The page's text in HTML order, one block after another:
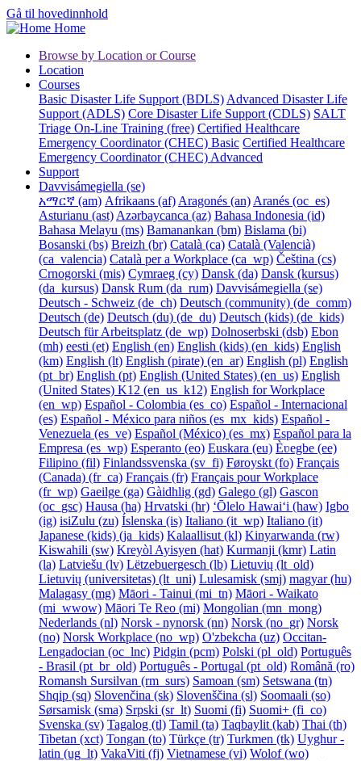
Gå til hovedinnhold
Home
Browse by Location or Course
Location
Courses
Basic Disaster Life Support (BDLS) Advanced Disaster Life
Support (ADLS) Core Disaster Life Support (CDLS) SALT
Triage On-Line Training (free) Certified Healthcare
Emergency Coordinator (CHEC) Basic Certified Healthcare
Emergency Coordinator (CHEC) Advanced
Support
Davvisámegiella ‎(se)‎
አማርኛ ‎(am)‎ Afrikaans ‎(af)‎ Aragonés ‎(an)‎ Aranés ‎(oc_es)‎
Asturianu ‎(ast)‎ Azərbaycanca ‎(az)‎ Bahasa Indonesia ‎(id)‎
Bahasa Melayu ‎(ms)‎ Bamanankan ‎(bm)‎ Bislama ‎(bi)‎
Bosanski ‎(bs)‎ Breizh ‎(br)‎ Català ‎(ca)‎ Català (Valencià)
‎(ca_valencia)‎ Català per a Workplace ‎(ca_wp)‎ Čeština ‎(cs)‎
Crnogorski ‎(mis)‎ Cymraeg ‎(cy)‎ Dansk ‎(da)‎ Dansk (kursus)
‎(da_kursus)‎ Dansk Rum ‎(da_rum)‎ Davvisámegiella ‎(se)‎
Deutsch - Schweiz ‎(de_ch)‎ Deutsch (community) ‎(de_comm)‎
Deutsch ‎(de)‎ Deutsch (du) ‎(de_du)‎ Deutsch (kids) ‎(de_kids)‎
Deutsch für Arbeitsplatz ‎(de_wp)‎ Dolnoserbski ‎(dsb)‎ Ebon
‎(mh)‎ eesti ‎(et)‎ English ‎(en)‎ English (kids) ‎(en_kids)‎ English
‎(km)‎ English ‎(lt)‎ English (pirate) ‎(en_ar)‎ English ‎(pl)‎ English
‎(pt_br)‎ English ‎(pt)‎ English (United States) ‎(en_us)‎ English
(United States) K12 ‎(en_us_k12)‎ English for Workplace
‎(en_wp)‎ Español - Colombia ‎(es_co)‎ Español - Internacional
‎(es)‎ Español - México para niños ‎(es_mx_kids)‎ Español -
Venezuela ‎(es_ve)‎ Español (México) ‎(es_mx)‎ Español para la
Empresa ‎(es_wp)‎ Esperanto ‎(eo)‎ Euskara ‎(eu)‎ Èʋegbe ‎(ee)‎
Filipino ‎(fil)‎ Finlandssvenska ‎(sv_fi)‎ Føroyskt ‎(fo)‎ Français
(Canada) ‎(fr_ca)‎ Français ‎(fr)‎ Français pour Workplace
‎(fr_wp)‎ Gaeilge ‎(ga)‎ Gàidhlig ‎(gd)‎ Galego ‎(gl)‎ Gascon
‎(oc_gsc)‎ Hausa ‎(ha)‎ Hrvatski ‎(hr)‎ ʻŌlelo Hawaiʻi ‎(haw)‎ Igbo
‎(ig)‎ isiZulu ‎(zu)‎ Íslenska ‎(is)‎ Italiano ‎(it_wp)‎ Italiano ‎(it)‎
Japanese (kids) ‎(ja_kids)‎ Kalaallisut ‎(kl)‎ Kinyarwanda ‎(rw)‎
Kiswahili ‎(sw)‎ Kreyòl Ayisyen ‎(hat)‎ Kurmanji ‎(kmr)‎ Latin
‎(la)‎ Latviešu ‎(lv)‎ Lëtzebuergesch ‎(lb)‎ Lietuvių ‎(lt_old)‎
Lietuvių (universitetas) ‎(lt_uni)‎ Lulesamisk ‎(smj)‎ magyar ‎(hu)‎
Malagasy ‎(mg)‎ Māori - Tainui ‎(mi_tn)‎ Māori - Waikato
‎(mi_wwow)‎ Māori Te Reo ‎(mi)‎ Mongolian ‎(mn_mong)‎
Nederlands ‎(nl)‎ Norsk - nynorsk ‎(nn)‎ Norsk ‎(no_gr)‎ Norsk
‎(no)‎ Norsk Workplace ‎(no_wp)‎ O'zbekcha ‎(uz)‎ Occitan-
Lengadocian ‎(oc_lnc)‎ Pidgin ‎(pcm)‎ Polski ‎(pl_old)‎ Português
- Brasil ‎(pt_br_old)‎ Português - Portugal ‎(pt_old)‎ Română ‎(ro)‎
Romansh Sursilvan ‎(rm_surs)‎ Samoan ‎(sm)‎ Setswana ‎(tn)‎
Shqip ‎(sq)‎ Slovenčina ‎(sk)‎ Slovenščina ‎(sl)‎ Soomaali ‎(so)‎
Sørsamisk ‎(sma)‎ Srpski ‎(sr_lt)‎ Suomi ‎(fi)‎ Suomi+ ‎(fi_co)‎
Svenska ‎(sv)‎ Tagalog ‎(tl)‎ Tamil ‎(ta)‎ Taqbaylit ‎(kab)‎ Thai ‎(th)‎
Tibetan ‎(xct)‎ Tongan ‎(to)‎ Türkçe ‎(tr)‎ Turkmen ‎(tk)‎ Uyghur -
latin ‎(ug_lt)‎ VakaViti ‎(fj)‎ Vietnamese ‎(vi)‎ Wolof ‎(wo)‎